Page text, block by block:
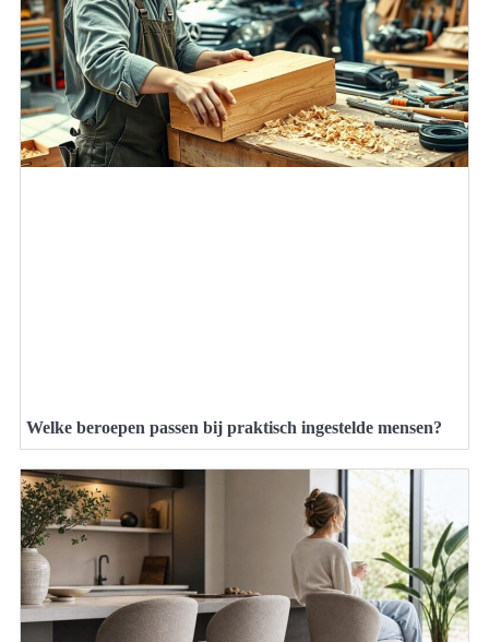
Welke beroepen passen bij praktisch ingestelde mensen?